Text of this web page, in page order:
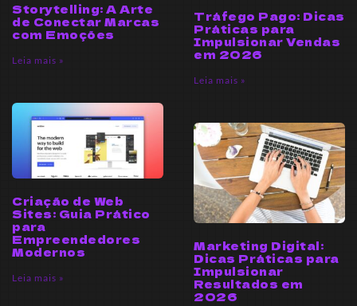
Storytelling: A Arte
de Conectar Marcas
com Emoções
Leia mais »
Tráfego Pago: Dicas
Práticas para
Impulsionar Vendas
em 2026
Leia mais »
Criação de Web
Sites: Guia Prático
para
Empreendedores
Modernos
Leia mais »
Marketing Digital:
Dicas Práticas para
Impulsionar
Resultados em
2026